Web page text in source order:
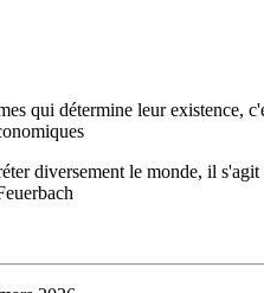
qui détermine leur existence,
diversement le monde, il